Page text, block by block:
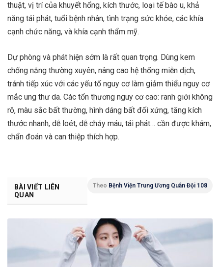
thuật, vị trí của khuyết hổng, kích thước, loại tế bào u, khả
năng tái phát, tuổi bệnh nhân, tình trạng sức khỏe, các khía
cạnh chức năng, và khía cạnh thẩm mỹ.
Dự phòng và phát hiện sớm là rất quan trọng. Dùng kem
chống nắng thường xuyên, nâng cao hệ thống miễn dịch,
tránh tiếp xúc với các yếu tố nguy cơ làm giảm thiểu nguy cơ
mắc ung thư da. Các tổn thương nguy cơ cao: ranh giới không
rõ, màu sắc bất thường, hình dáng bất đối xứng, tăng kích
thước nhanh, dễ loét, dễ chảy máu, tái phát… cần được khám,
chẩn đoán và can thiệp thích hợp.
Theo Bệnh Viện Trung Ương Quân Đội 108
BÀI VIẾT LIÊN
QUAN